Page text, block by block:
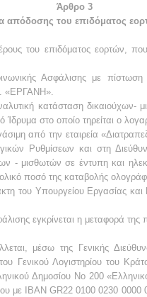
Άρθρο 3
απόδοσης του επιδόματος
του επιδόματος εορτών,
Ασφάλισης με πίστωση
«ΕΡΓΑΝΗ».
κατάσταση δικαιούχων-
Ίδρυμα στο οποίο τηρείται ο
από την εταιρεία
Ρυθμίσεων και στη
- μισθωτών σε έντυπη και
ποσό της καταβολής
του Υπουργείου Εργασίας
εγκρίνεται η μεταφορά
μέσω της Γενικής
Γενικού Λογιστηρίου του
Δημοσίου Νο 200
με ΙΒΑΝ GR22 0100 0230